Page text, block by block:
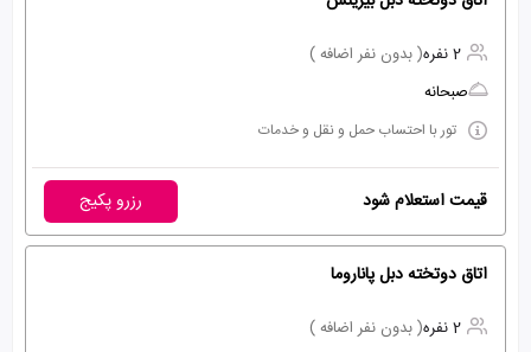
2 نفره
( بدون نفر اضافه )
صبحانه
تور با احتساب حمل و نقل و خدمات
قیمت استعلام شود رزرو پکیج
اتاق دوتخته دبل پاناروما
2 نفره
( بدون نفر اضافه )